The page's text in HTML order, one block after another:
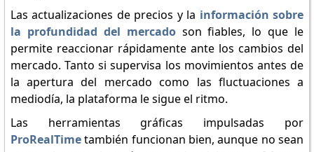
Las actualizaciones de precios y la información sobre
la profundidad del mercadoson fiables, lo que le
permite reaccionar rápidamente ante los cambios del
mercado. Tanto si supervisa los movimientos antes de
la apertura del mercado como las fluctuaciones a
mediodía, la plataforma le sigue el ritmo.
Las herramientas gráficas impulsadas por
ProRealTimetambién funcionan bien, aunque no sean